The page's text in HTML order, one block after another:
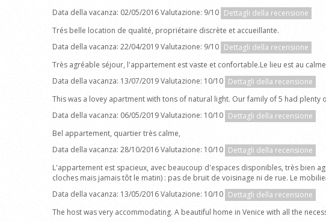
Data della vacanza: 02/05/2016 Valutazione: 9/10 Dettagli della recensione
Trés belle location de qualité, propriétaire discrète et accueillante.
Data della vacanza: 22/04/2019 Valutazione: 9/10 Dettagli della recensione
Très agréable séjour, l'appartement est vaste et confortable.Le lieu est au
Data della vacanza: 13/07/2019 Valutazione: 10/10 Dettagli della recensione
This was a lovey apartment with tons of natural light. Our family of 5 had
Data della vacanza: 06/05/2019 Valutazione: 10/10 Dettagli della recensione
Bel appartement, quartier très calme,
Data della vacanza: 28/10/2016 Valutazione: 10/10 Dettagli della recensione
L'appartement est spacieux, avec beaucoup d'espaces disponibles, très bien
cloches mais jamais tôt le matin) : pas de bruit de voisinage ni de rue. Le
Data della vacanza: 13/05/2016 Valutazione: 10/10 Dettagli della recensione
The host was very accommodating. A beautiful home in Venice with all the